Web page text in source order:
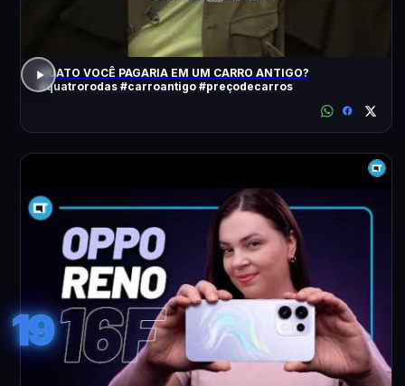
QUATO VOCÊ PAGARIA EM UM CARRO ANTIGO?
#quatrorodas #carroantigo #preçodecarros
19